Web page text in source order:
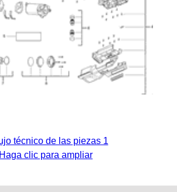
técnico de las piezas 1
Haga clic para ampliar